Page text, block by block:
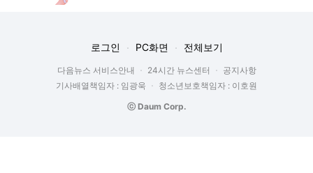
로그인 PC화면 전체보기
다음뉴스 서비스안내 24시간 뉴스센터
공지사항
기사배열책임자 : 임광욱
청소년보호책임자 : 이호원
ⓒ Daum Corp.